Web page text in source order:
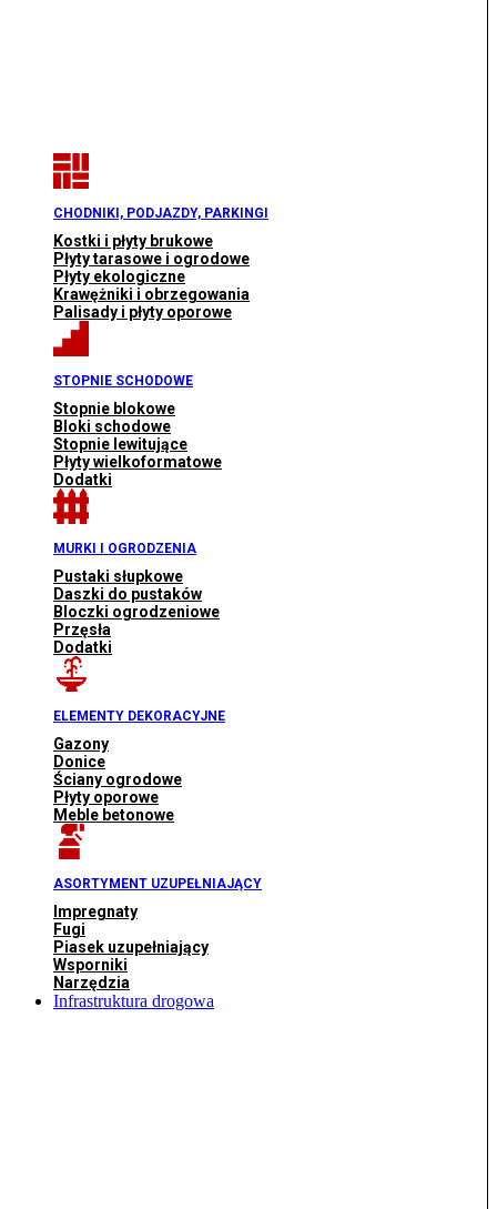
CHODNIKI, PODJAZDY, PARKINGI
Kostki i płyty brukowe
Płyty tarasowe i ogrodowe
Płyty ekologiczne
Krawężniki i obrzegowania
Palisady i płyty oporowe
STOPNIE SCHODOWE
Stopnie blokowe
Bloki schodowe
Stopnie lewitujące
Płyty wielkoformatowe
Dodatki
MURKI I OGRODZENIA
Pustaki słupkowe
Daszki do pustaków
Bloczki ogrodzeniowe
Przęsła
Dodatki
ELEMENTY DEKORACYJNE
Gazony
Donice
Ściany ogrodowe
Płyty oporowe
Meble betonowe
ASORTYMENT UZUPEŁNIAJĄCY
Impregnaty
Fugi
Piasek uzupełniający
Wsporniki
Narzędzia
Infrastruktura drogowa